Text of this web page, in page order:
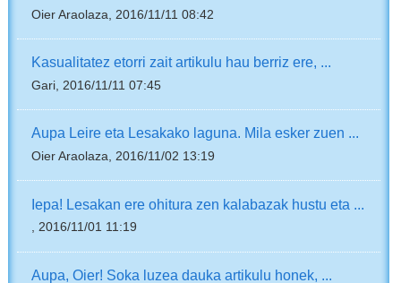
Oier Araolaza, 2016/11/11 08:42
Kasualitatez etorri zait artikulu hau berriz ere, ...
Gari, 2016/11/11 07:45
Aupa Leire eta Lesakako laguna. Mila esker zuen ...
Oier Araolaza, 2016/11/02 13:19
Iepa! Lesakan ere ohitura zen kalabazak hustu eta ...
, 2016/11/01 11:19
Aupa, Oier! Soka luzea dauka artikulu honek, ...